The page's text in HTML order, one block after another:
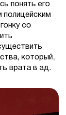
понять его
со
который,
врата в ад.